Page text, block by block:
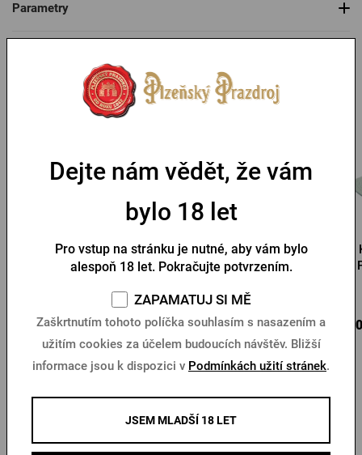
Parametry
Mohlo by se vám líbit
Slamák Kozel
109 Kč Koupit
Kšiltovka Pilsner Urquell
290 Kč Koupit
Další produkty od Pilsner Urquell
Dejte nám vědět, že vám
bylo 18 let
Pro vstup na stránku je nutné, aby vám bylo
alespoň 18 let. Pokračujte potvrzením.
ZAPAMATUJ SI MĚ
Zaškrtnutím tohoto políčka souhlasím s nasazením a
užitím cookies za účelem budoucích návštěv. Bližší
informace jsou k dispozici v Podmínkách užití stránek.
JSEM MLADŠÍ 18 LET